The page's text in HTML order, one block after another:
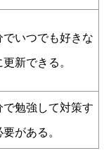
でいつでも好きな
更新できる。
で勉強して対策す
要がある。